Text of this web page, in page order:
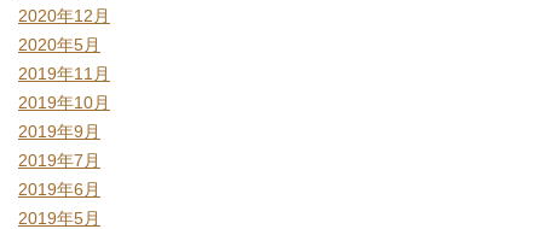
2020年12月
2020年5月
2019年11月
2019年10月
2019年9月
2019年7月
2019年6月
2019年5月